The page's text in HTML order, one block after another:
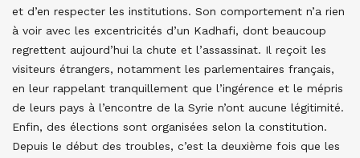
et d’en respecter les institutions. Son comportement n’a rien
à voir avec les excentricités d’un Kadhafi, dont beaucoup
regrettent aujourd’hui la chute et l’assassinat. Il reçoit les
visiteurs étrangers, notamment les parlementaires français,
en leur rappelant tranquillement que l’ingérence et le mépris
de leurs pays à l’encontre de la Syrie n’ont aucune légitimité.
Enfin, des élections sont organisées selon la constitution.
Depuis le début des troubles, c’est la deuxième fois que les